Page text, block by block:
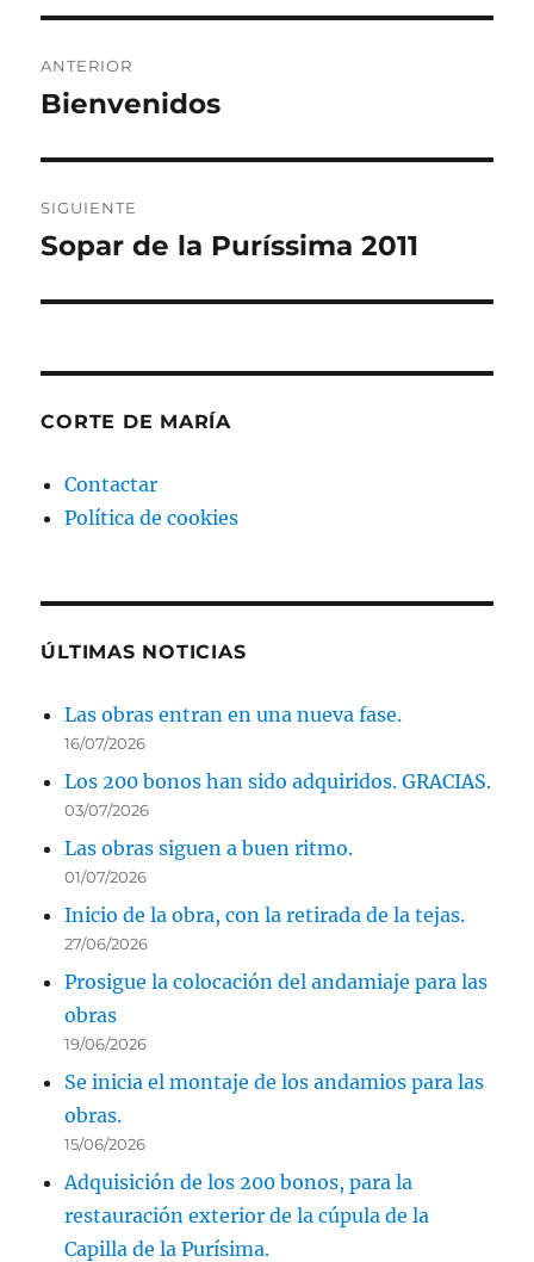
de
ANTERIOR
Entrada
Bienvenidos
SIGUIENTE
Entrada
Sopar de la Puríssima 2011
CORTE DE MARÍA
Contactar
Política de cookies
ÚLTIMAS NOTICIAS
Las obras entran en una nueva fase.
16/07/2026
Los 200 bonos han sido adquiridos. GRACIAS.
03/07/2026
Las obras siguen a buen ritmo.
01/07/2026
Inicio de la obra, con la retirada de la tejas.
27/06/2026
Prosigue la colocación del andamiaje para las
obras
19/06/2026
Se inicia el montaje de los andamios para las
obras.
15/06/2026
Adquisición de los 200 bonos, para la
restauración exterior de la cúpula de la
Capilla de la Purísima.